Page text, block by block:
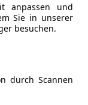
anpassen und
Sie in unserer
besuchen.
durch Scannen